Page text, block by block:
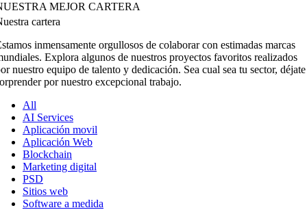
MEJOR CARTERA
cartera
inmensamente orgullosos de colaborar con estimadas marcas
Explora algunos de nuestros proyectos favoritos realizados
nuestro equipo de talento y dedicación. Sea cual sea tu sector, déjate
por nuestro excepcional trabajo.
All
AI Services
Aplicación movil
Aplicación Web
Blockchain
Marketing digital
PSD
Sitios web
Software a medida